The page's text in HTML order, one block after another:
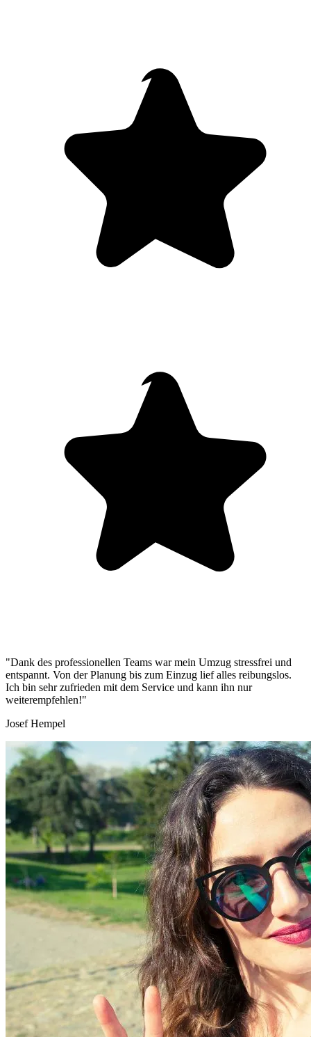
"Dank des professionellen Teams war mein Umzug stressfrei und
entspannt. Von der Planung bis zum Einzug lief alles reibungslos.
Ich bin sehr zufrieden mit dem Service und kann ihn nur
weiterempfehlen!"
Josef Hempel